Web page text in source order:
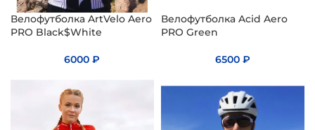
Велофутболка ArtVelo Aero
PRO Black$White
6000₽
Велофутболка Acid Aero
PRO Green
6500 ₽